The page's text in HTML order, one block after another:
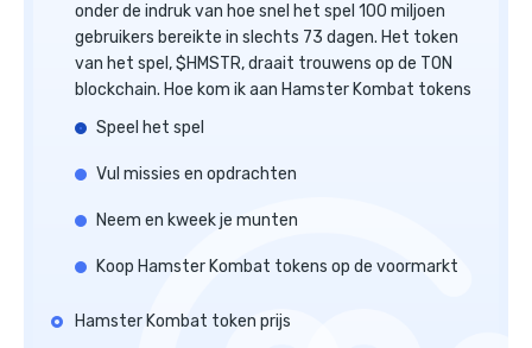
onder de indruk van hoe snel het spel 100 miljoen
gebruikers bereikte in slechts 73 dagen. Het token
van het spel, $HMSTR, draait trouwens op de TON
blockchain. Hoe kom ik aan Hamster Kombat tokens
Speel het spel
Vul missies en opdrachten
Neem en kweek je munten
Koop Hamster Kombat tokens op de voormarkt
Hamster Kombat token prijs